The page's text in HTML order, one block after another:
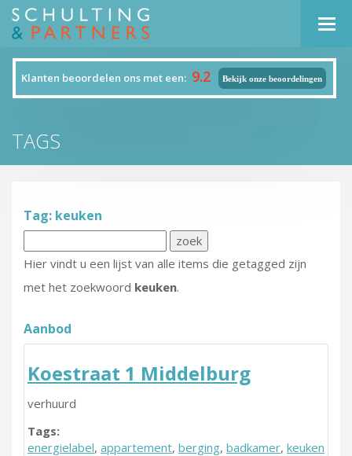
Klanten beoordelen ons met een: 9.2 Bekijk onze beoordelingen
TAGS
Tag: keuken
Hier vindt u een lijst van alle items die getagged zijn
met het zoekwoord keuken.
Aanbod
Koestraat 1 Middelburg
verhuurd
Tags:
energielabel, appartement, berging, badkamer, keuken